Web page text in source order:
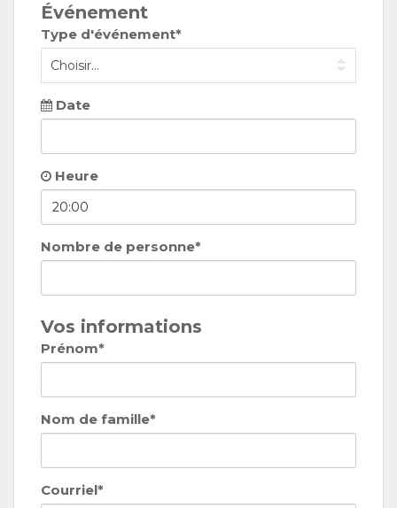
Événement
Type d'événement*
Date
Heure
Nombre de personne*
Vos informations
Prénom*
Nom de famille*
Courriel*